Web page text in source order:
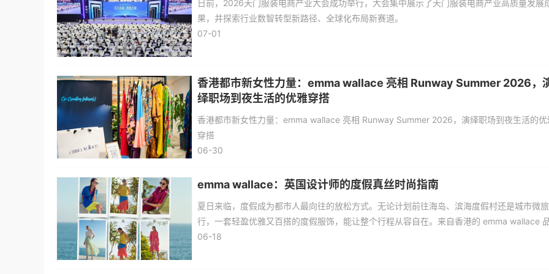
日前，2026天门服装电商产业大会成功举行，大会集中展示了天门服装电商产业高质量发展
果，并探索行业数智转型新路径、全球化布局新赛道。
07-01
香港都市新女性力量：emma wallace 亮相 Runway Summer 2026，
绎职场到夜生活的优雅穿搭
香港都市新女性力量：emma wallace 亮相 Runway Summer 2026，演绎职场到夜生活的优
穿搭
06-30
emma wallace：英国设计师的度假真丝时尚指南
夏日来临，度假成为都市人最向往的放松方式。无论计划前往海岛、滨海度假村还是城市微旅
行，一套轻盈优雅又百搭的度假服饰，能让整个行程从容自在。来自香港的 emma wallace
牌，正是许多时尚女性度假衣橱里的心头好。这个由英国设计师创立的香港本土品牌，以高端
06-18